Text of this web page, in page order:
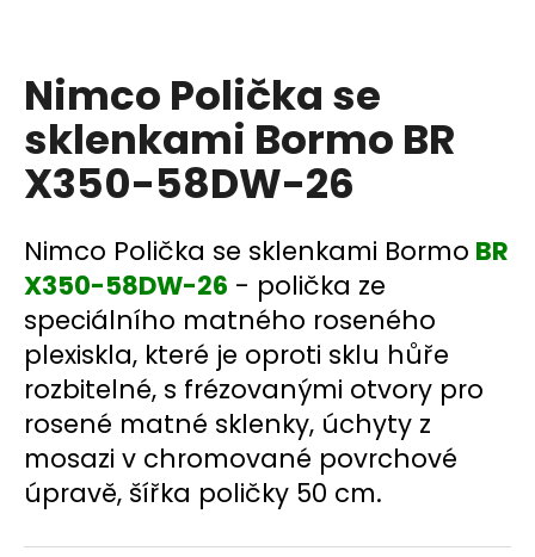
Nimco Polička se
sklenkami Bormo BR
X350-58DW-26
Nimco Polička se sklenkami Bormo BR
X350-58DW-26 - polička ze
speciálního matného roseného
plexiskla, které je oproti sklu hůře
rozbitelné, s frézovanými otvory pro
rosené matné sklenky, úchyty z
mosazi v chromované povrchové
úpravě, šířka poličky 50 cm.
í
t
?
HLEDAT
D
o
p
o
r
u
č